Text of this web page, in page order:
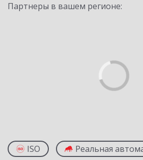
Партнеры в вашем регионе:
ISO Реальная